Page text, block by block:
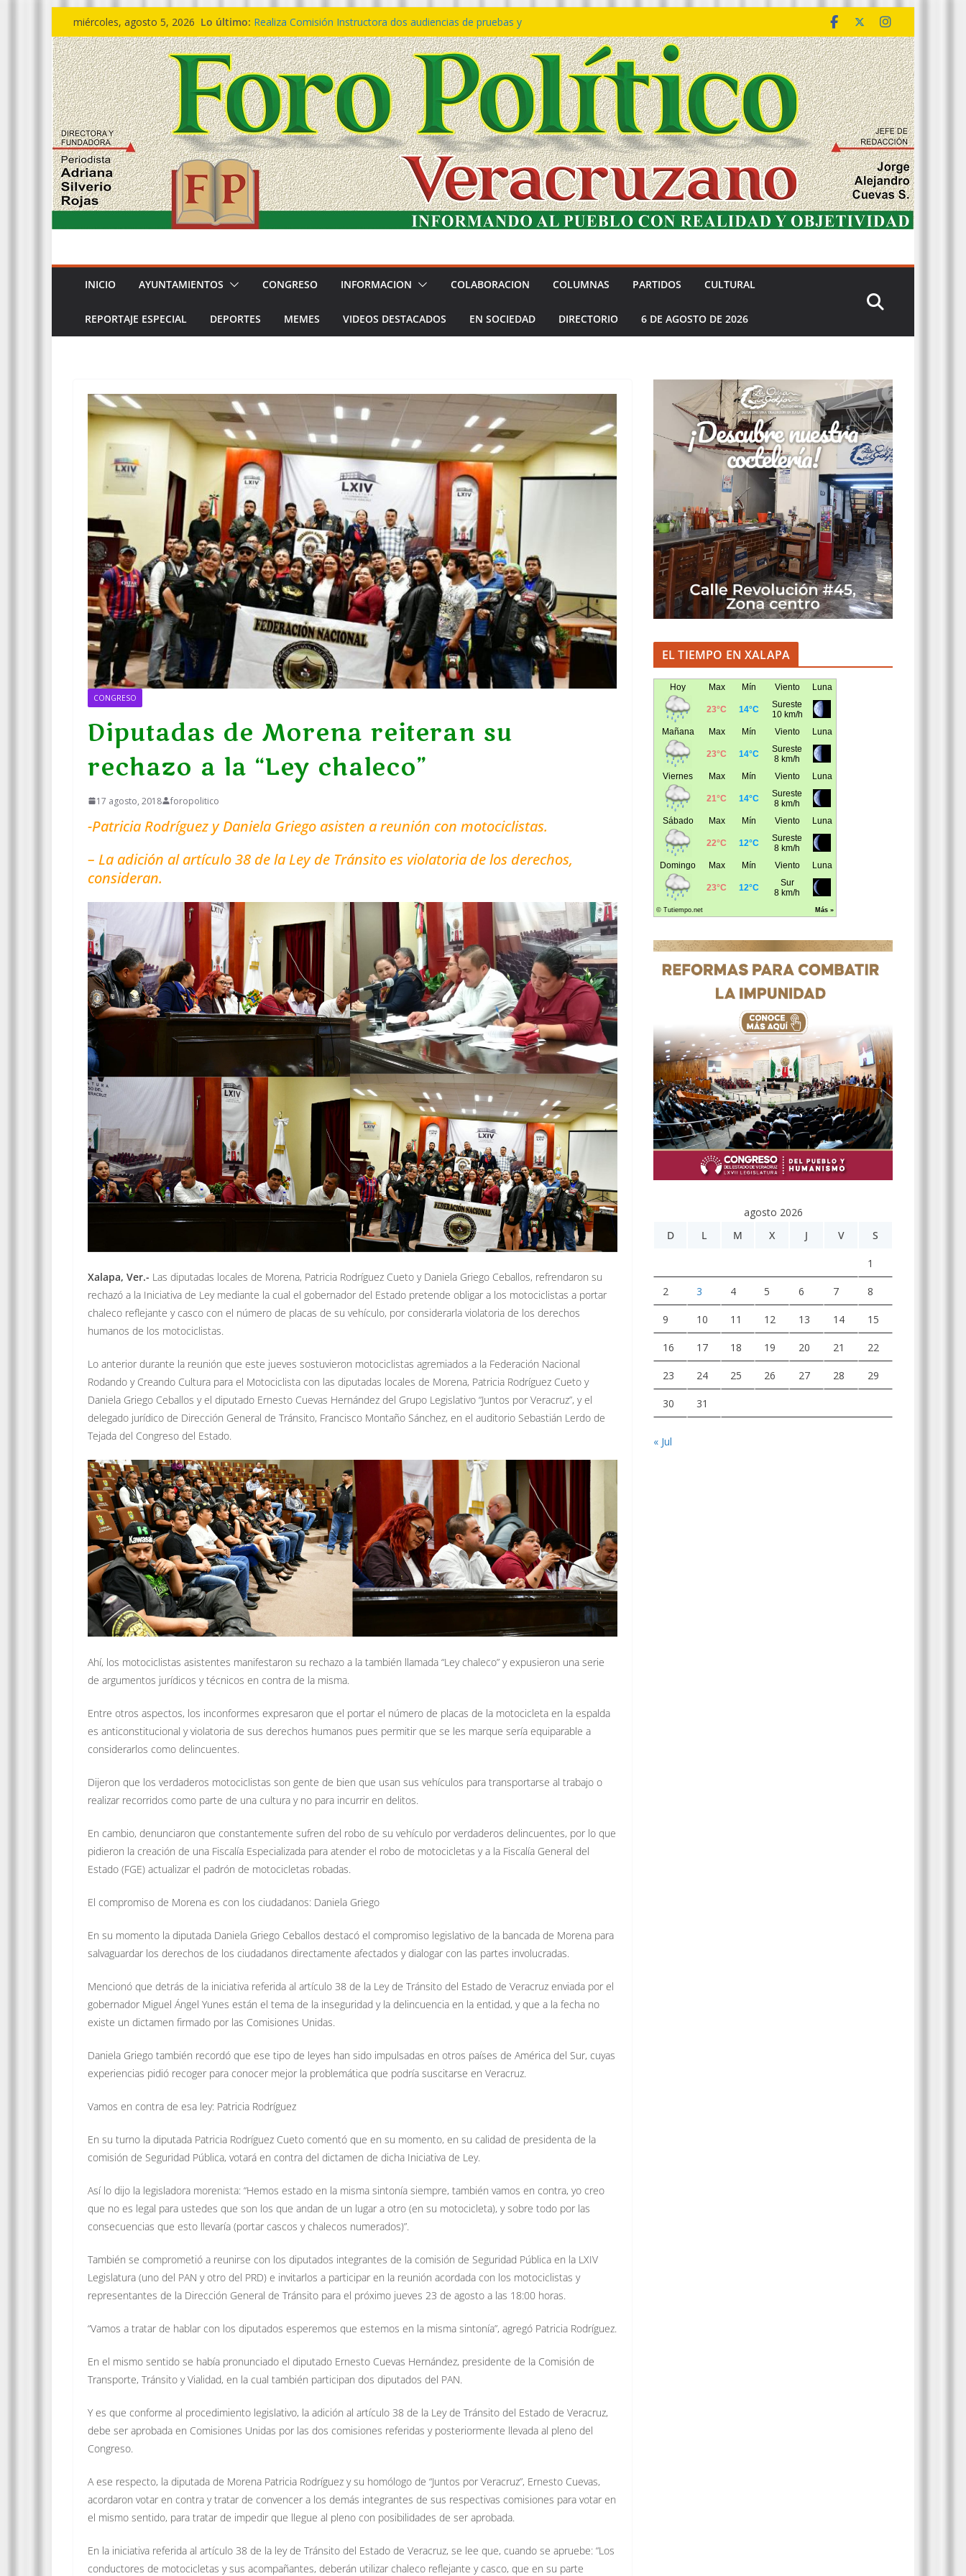
Saltar
al
contenido
miércoles, agosto 5, 2026 Lo último: Realiza Comisión Instructora dos audiencias de pruebas y
alegatos.
🔴 ESTATAL|| 𝙄𝙣𝙫𝙞𝙩𝙖 𝙂𝙤𝙗𝙞𝙚𝙧𝙣𝙤 𝙙𝙚𝙡 𝙀𝙨𝙩𝙖𝙙𝙤 𝙖 𝙙𝙞𝙨𝙛𝙧𝙪𝙩𝙖𝙧
𝙚𝙣 𝙛𝙖𝙢𝙞𝙡𝙞𝙖 𝙚𝙡 𝙁𝙚𝙨𝙩𝙞𝙫𝙖𝙡 𝙙𝙚𝙡 𝙈𝙖𝙧 𝙚𝙣 𝘾𝙤𝙖𝙩𝙯𝙖𝙘𝙤𝙖𝙡𝙘𝙤𝙨
Egresa generación de policías con vocación de servicio y
cercanía ciudadana: SSP
Defensa de Bertín Bravo rechaza acusaciones y asegura que
pruebas desvirtúan solicitud de desafuero
Entrega Gobernadora 5 mil apoyos a la Palabra y a la Familia
INICIO AYUNTAMIENTOS CONGRESO INFORMACION COLABORACION COLUMNAS PARTIDOS CULTURAL
REPORTAJE ESPECIAL DEPORTES MEMES VIDEOS DESTACADOS EN SOCIEDAD DIRECTORIO 6 DE AGOSTO DE 2026
CONGRESO
Diputadas de Morena reiteran su
rechazo a la “Ley chaleco”
17 agosto, 2018 foropolitico
-Patricia Rodríguez y Daniela Griego asisten a reunión con motociclistas.
– La adición al artículo 38 de la Ley de Tránsito es violatoria de los derechos,
consideran.
Xalapa, Ver.- Las diputadas locales de Morena, Patricia Rodríguez Cueto y Daniela Griego Ceballos, refrendaron su
rechazó a la Iniciativa de Ley mediante la cual el gobernador del Estado pretende obligar a los motociclistas a portar
chaleco reflejante y casco con el número de placas de su vehículo, por considerarla violatoria de los derechos
humanos de los motociclistas.
Lo anterior durante la reunión que este jueves sostuvieron motociclistas agremiados a la Federación Nacional
Rodando y Creando Cultura para el Motociclista con las diputadas locales de Morena, Patricia Rodríguez Cueto y
Daniela Griego Ceballos y el diputado Ernesto Cuevas Hernández del Grupo Legislativo “Juntos por Veracruz”, y el
delegado jurídico de Dirección General de Tránsito, Francisco Montaño Sánchez, en el auditorio Sebastián Lerdo de
Tejada del Congreso del Estado.
Ahí, los motociclistas asistentes manifestaron su rechazo a la también llamada “Ley chaleco” y expusieron una serie
de argumentos jurídicos y técnicos en contra de la misma.
Entre otros aspectos, los inconformes expresaron que el portar el número de placas de la motocicleta en la espalda
es anticonstitucional y violatoria de sus derechos humanos pues permitir que se les marque sería equiparable a
considerarlos como delincuentes.
Dijeron que los verdaderos motociclistas son gente de bien que usan sus vehículos para transportarse al trabajo o
realizar recorridos como parte de una cultura y no para incurrir en delitos.
En cambio, denunciaron que constantemente sufren del robo de su vehículo por verdaderos delincuentes, por lo que
pidieron la creación de una Fiscalía Especializada para atender el robo de motocicletas y a la Fiscalía General del
Estado (FGE) actualizar el padrón de motocicletas robadas.
El compromiso de Morena es con los ciudadanos: Daniela Griego
En su momento la diputada Daniela Griego Ceballos destacó el compromiso legislativo de la bancada de Morena para
salvaguardar los derechos de los ciudadanos directamente afectados y dialogar con las partes involucradas.
Mencionó que detrás de la iniciativa referida al artículo 38 de la Ley de Tránsito del Estado de Veracruz enviada por el
gobernador Miguel Ángel Yunes están el tema de la inseguridad y la delincuencia en la entidad, y que a la fecha no
existe un dictamen firmado por las Comisiones Unidas.
Daniela Griego también recordó que ese tipo de leyes han sido impulsadas en otros países de América del Sur, cuyas
experiencias pidió recoger para conocer mejor la problemática que podría suscitarse en Veracruz.
Vamos en contra de esa ley: Patricia Rodríguez
En su turno la diputada Patricia Rodríguez Cueto comentó que en su momento, en su calidad de presidenta de la
comisión de Seguridad Pública, votará en contra del dictamen de dicha Iniciativa de Ley.
Así lo dijo la legisladora morenista: “Hemos estado en la misma sintonía siempre, también vamos en contra, yo creo
que no es legal para ustedes que son los que andan de un lugar a otro (en su motocicleta), y sobre todo por las
consecuencias que esto llevaría (portar cascos y chalecos numerados)”.
También se comprometió a reunirse con los diputados integrantes de la comisión de Seguridad Pública en la LXIV
Legislatura (uno del PAN y otro del PRD) e invitarlos a participar en la reunión acordada con los motociclistas y
representantes de la Dirección General de Tránsito para el próximo jueves 23 de agosto a las 18:00 horas.
“Vamos a tratar de hablar con los diputados esperemos que estemos en la misma sintonía”, agregó Patricia Rodríguez.
En el mismo sentido se había pronunciado el diputado Ernesto Cuevas Hernández, presidente de la Comisión de
Transporte, Tránsito y Vialidad, en la cual también participan dos diputados del PAN.
Y es que conforme al procedimiento legislativo, la adición al artículo 38 de la Ley de Tránsito del Estado de Veracruz,
debe ser aprobada en Comisiones Unidas por las dos comisiones referidas y posteriormente llevada al pleno del
Congreso.
A ese respecto, la diputada de Morena Patricia Rodríguez y su homólogo de “Juntos por Veracruz”, Ernesto Cuevas,
acordaron votar en contra y tratar de convencer a los demás integrantes de sus respectivas comisiones para votar en
el mismo sentido, para tratar de impedir que llegue al pleno con posibilidades de ser aprobada.
En la iniciativa referida al artículo 38 de la ley de Tránsito del Estado de Veracruz, se lee que, cuando se apruebe: “Los
conductores de motocicletas y sus acompañantes, deberán utilizar chaleco reflejante y casco, que en su parte
EL TIEMPO EN XALAPA
agosto 2026
D
L M X J V S
1
2 3 4 5 6 7 8
9 10 11 12 13 14 15
16 17 18 19 20 21 22
23 24 25 26 27 28 29
30 31
« Jul